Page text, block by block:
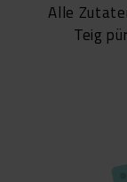
Alle
Teig